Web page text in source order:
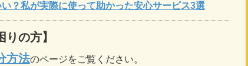
？私が実際に使って助かった安心サービス3選
りの方】
方法のページをご覧ください。